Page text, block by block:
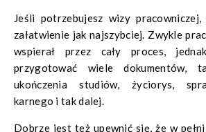
Jeśli potrzebujesz wizy
załatwienie jak najszybciej. Zwykle
wspierał przez cały proces,
przygotować wiele dokumentów,
ukończenia studiów, życiorys,
karnego i tak dalej.
Dobrze jest też upewnić się, że w